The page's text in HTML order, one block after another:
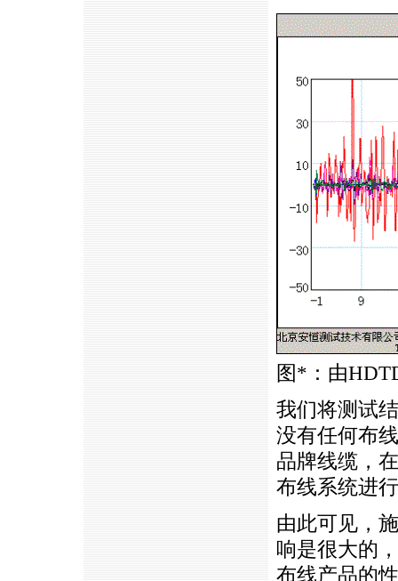
图 * ：由
我们将测试
没有任何布
品牌线缆，
布线系统进
由此可见，
响是很大的
布线产品的